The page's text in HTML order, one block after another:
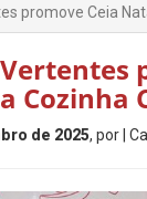
promove Ceia
Cozinha
de 2025, por |